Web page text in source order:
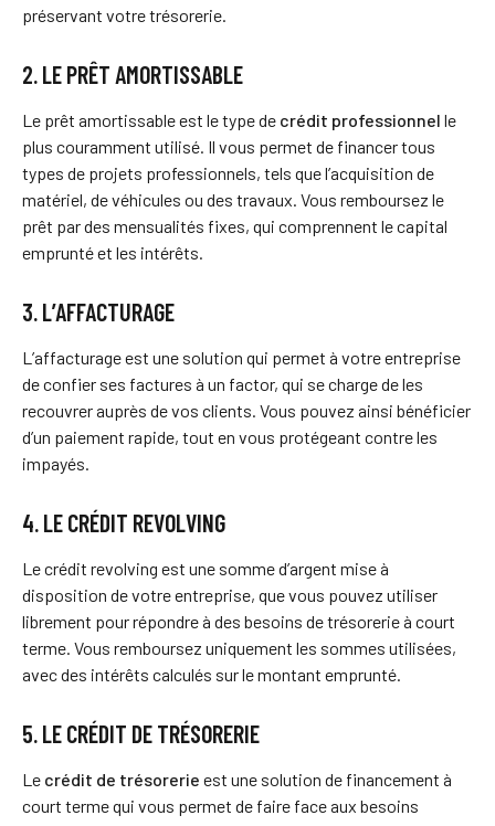
préservant votre trésorerie.
2. LE PRÊT AMORTISSABLE
Le prêt amortissable est le type de crédit professionnel le
plus couramment utilisé. Il vous permet de financer tous
types de projets professionnels, tels que l’acquisition de
matériel, de véhicules ou des travaux. Vous remboursez le
prêt par des mensualités fixes, qui comprennent le capital
emprunté et les intérêts.
3. L’AFFACTURAGE
L’affacturage est une solution qui permet à votre entreprise
de confier ses factures à un factor, qui se charge de les
recouvrer auprès de vos clients. Vous pouvez ainsi bénéficier
d’un paiement rapide, tout en vous protégeant contre les
impayés.
4. LE CRÉDIT REVOLVING
Le crédit revolving est une somme d’argent mise à
disposition de votre entreprise, que vous pouvez utiliser
librement pour répondre à des besoins de trésorerie à court
terme. Vous remboursez uniquement les sommes utilisées,
avec des intérêts calculés sur le montant emprunté.
5. LE CRÉDIT DE TRÉSORERIE
Le crédit de trésorerie est une solution de financement à
court terme qui vous permet de faire face aux besoins